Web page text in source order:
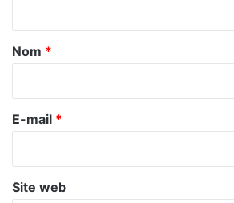
a
r
e
Nom *
E-mail *
Site web